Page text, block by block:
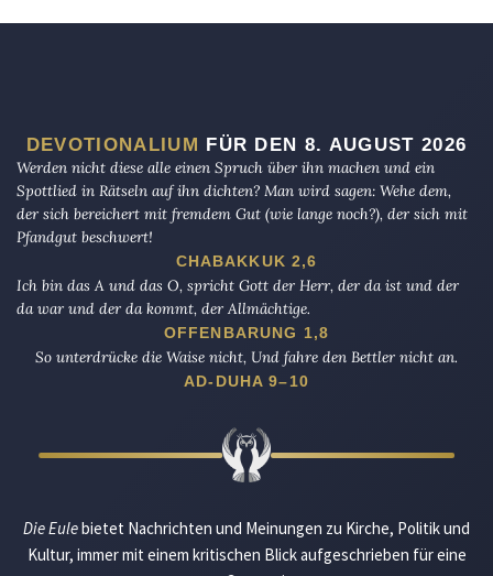
DEVOTIONALIUM FÜR DEN 8. AUGUST 2026
Werden nicht diese alle einen Spruch über ihn machen und ein
Spottlied in Rätseln auf ihn dichten? Man wird sagen: Wehe dem,
der sich bereichert mit fremdem Gut (wie lange noch?), der sich mit
Pfandgut beschwert!
CHABAKKUK 2,6
Ich bin das A und das O, spricht Gott der Herr, der da ist und der
da war und der da kommt, der Allmächtige.
OFFENBARUNG 1,8
So unterdrücke die Waise nicht, Und fahre den Bettler nicht an.
AD-DUHA 9–10
Die Eulebietet Nachrichten und Meinungen zu Kirche, Politik und
Kultur, immer mit einem kritischen Blick aufgeschrieben für eine